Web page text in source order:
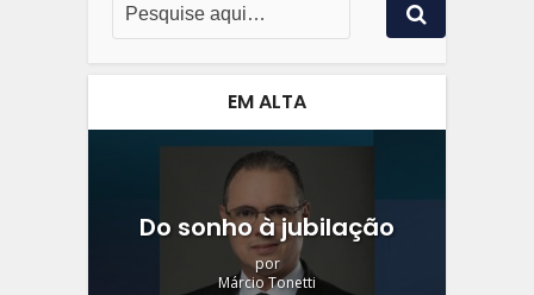
EM ALTA
Do sonho à jubilação
por
Márcio Tonetti